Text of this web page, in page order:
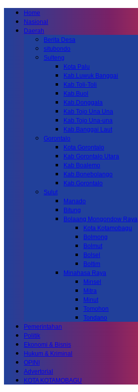
Home
Nasional
Daerah
Berita Desa
situbondo
Sulteng
Kota Palu
Kab.Luwuk Banggai
Kab.Toli-Toli
Kab.Buol
Kab.Donggala
Kab Tojo Una Una
Kab.Tojo Una-una
Kab.Banggai Laut
Gorontalo
Kota Gorontalo
Kab Gorontalo Utara
Kab Boalemo
Kab.Bonebolango
Kab.Gorontalo
Sulut
Manado
Bitung
Bolaang Mongondow Raya
Kota Kotamobagu
Bolmong
Bolmut
Bolsel
Boltim
Minahasa Raya
Minsel
Mitra
Minut
Tomohon
Tondano
Pemerintahan
Politik
Ekonomi & Bisnis
Hukum & Kriminal
OPINI
Advertorial
KOTA KOTAMOBAGU